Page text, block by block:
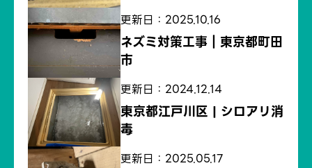
更新日：2025.10.16
ネズミ対策工事｜東京都町田
市
更新日：2024.12.14
東京都江戸川区 | シロアリ消
毒
更新日：2025.05.17